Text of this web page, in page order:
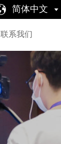
简体中文
联系我们